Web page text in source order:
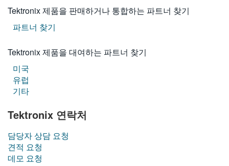
FRANÇAIS
DEUTSCH
Tektronix 제품을 판매하거나 통합하는 파트너 찾기
파트너 찾기
Tektronix 제품을 대여하는 파트너 찾기
미국
유럽
기타
Tektronix 연락처
담당자 상담 요청
견적 요청
데모 요청